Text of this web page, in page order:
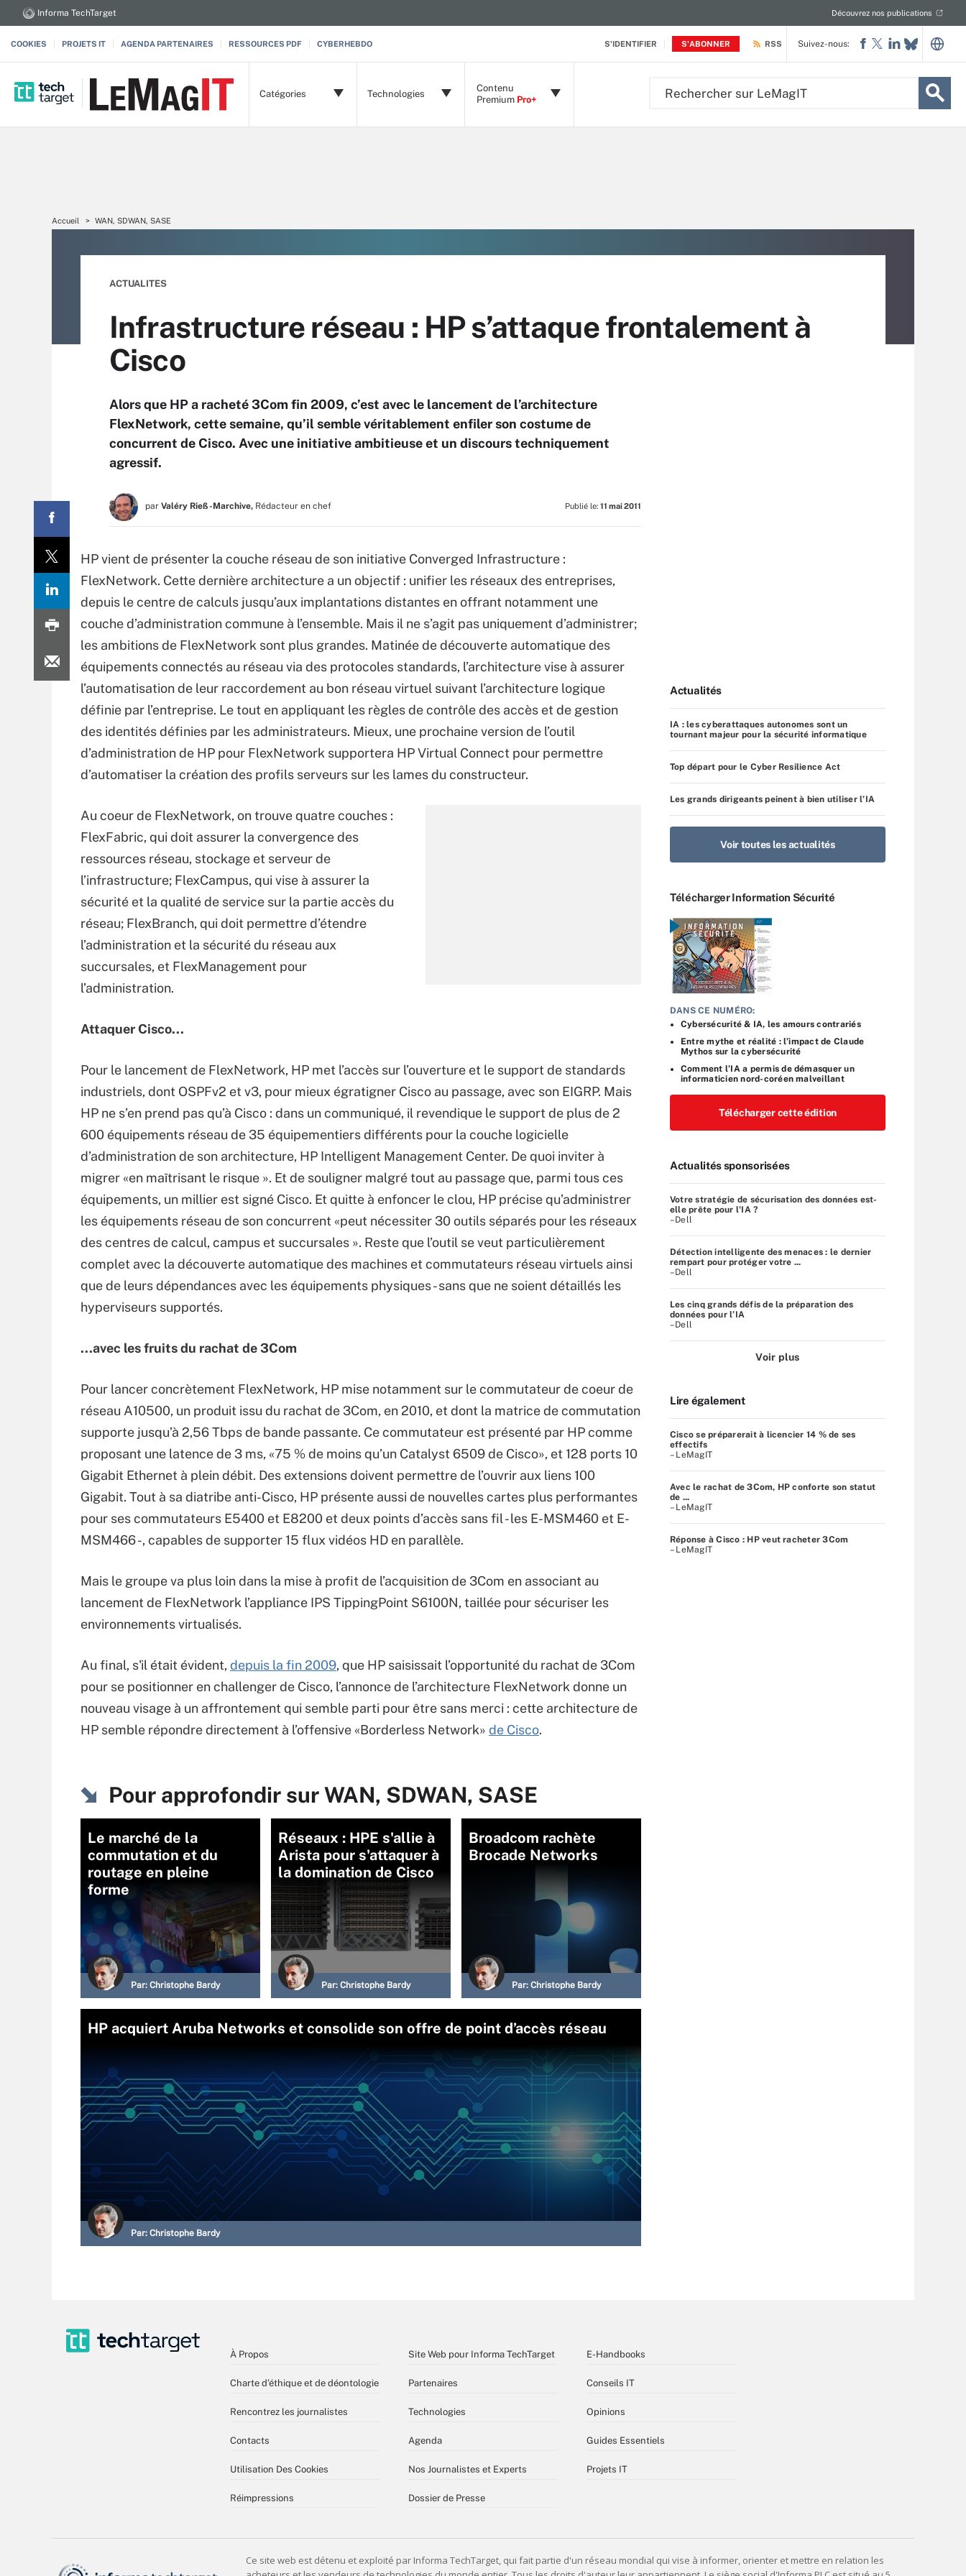
S'IDENTIFIER S'ABONNER
Informa TechTarget Découvrez nos publications
COOKIES PROJETS IT AGENDA PARTENAIRES RESSOURCES PDF CYBERHEBDO RSS
Catégories Technologies
Contenu
Premium Pro+
Suivez-nous:
Accueil WAN, SDWAN, SASE
ACTUALITES
Infrastructure réseau : HP s’attaque frontalement à
Cisco
Alors que HP a racheté 3Com fin 2009, c’est avec le lancement de l’architecture
FlexNetwork, cette semaine, qu’il semble véritablement enfiler son costume de
concurrent de Cisco. Avec une initiative ambitieuse et un discours techniquement
agressif.
par Valéry Rieß-Marchive, Rédacteur en chef Publié le: 11 mai 2011
HP vient de présenter la couche réseau de son initiative Converged Infrastructure :
FlexNetwork. Cette dernière architecture a un objectif : unifier les réseaux des entreprises,
depuis le centre de calculs jusqu’aux implantations distantes en offrant notamment une
couche d’administration commune à l’ensemble. Mais il ne s’agit pas uniquement d’administrer;
les ambitions de FlexNetwork sont plus grandes. Matinée de découverte automatique des
équipements connectés au réseau via des protocoles standards, l’architecture vise à assurer
l’automatisation de leur raccordement au bon réseau virtuel suivant l’architecture logique
définie par l’entreprise. Le tout en appliquant les règles de contrôle des accès et de gestion
des identités définies par les administrateurs. Mieux, une prochaine version de l’outil
d’administration de HP pour FlexNetwork supportera HP Virtual Connect pour permettre
d’automatiser la création des profils serveurs sur les lames du constructeur.
Au coeur de FlexNetwork, on trouve quatre couches :
FlexFabric, qui doit assurer la convergence des
ressources réseau, stockage et serveur de
l’infrastructure; FlexCampus, qui vise à assurer la
sécurité et la qualité de service sur la partie accès du
réseau; FlexBranch, qui doit permettre d’étendre
l’administration et la sécurité du réseau aux
succursales, et FlexManagement pour
l’administration.
Attaquer Cisco...
Pour le lancement de FlexNetwork, HP met l’accès sur l’ouverture et le support de standards
industriels, dont OSPFv2 et v3, pour mieux égratigner Cisco au passage, avec son EIGRP. Mais
HP ne s’en prend pas qu’à Cisco : dans un communiqué, il revendique le support de plus de 2
600 équipements réseau de 35 équipementiers différents pour la couche logicielle
d’administration de son architecture, HP Intelligent Management Center. De quoi inviter à
migrer «en maîtrisant le risque ». Et de souligner malgré tout au passage que, parmi tous ces
équipements, un millier est signé Cisco. Et quitte à enfoncer le clou, HP précise qu’administrer
les équipements réseau de son concurrent «peut nécessiter 30 outils séparés pour les réseaux
des centres de calcul, campus et succursales ». Reste que l’outil se veut particulièrement
complet avec la découverte automatique des machines et commutateurs réseau virtuels ainsi
que de leurs dépendances avec les équipements physiques - sans que ne soient détaillés les
hyperviseurs supportés.
...avec les fruits du rachat de 3Com
Pour lancer concrètement FlexNetwork, HP mise notamment sur le commutateur de coeur de
réseau A10500, un produit issu du rachat de 3Com, en 2010, et dont la matrice de commutation
supporte jusqu’à 2,56 Tbps de bande passante. Ce commutateur est présenté par HP comme
proposant une latence de 3 ms, «75 % de moins qu’un Catalyst 6509 de Cisco», et 128 ports 10
Gigabit Ethernet à plein débit. Des extensions doivent permettre de l’ouvrir aux liens 100
Gigabit. Tout à sa diatribe anti-Cisco, HP présente aussi de nouvelles cartes plus performantes
pour ses commutateurs E5400 et E8200 et deux points d’accès sans fil - les E-MSM460 et E-
MSM466 -, capables de supporter 15 flux vidéos HD en parallèle.
Mais le groupe va plus loin dans la mise à profit de l’acquisition de 3Com en associant au
lancement de FlexNetwork l’appliance IPS TippingPoint S6100N, taillée pour sécuriser les
environnements virtualisés.
Au final, s'il était évident, depuis la fin 2009, que HP saisissait l’opportunité du rachat de 3Com
pour se positionner en challenger de Cisco, l’annonce de l’architecture FlexNetwork donne un
nouveau visage à un affrontement qui semble parti pour être sans merci : cette architecture de
HP semble répondre directement à l’offensive «Borderless Network» de Cisco.
Pour approfondir sur WAN, SDWAN, SASE
Le marché de la
commutation et du
routage en pleine
forme
Par: Christophe Bardy
Réseaux : HPE s'allie à
Arista pour s'attaquer à
la domination de Cisco
Par: Christophe Bardy
Broadcom rachète
Brocade Networks
Par: Christophe Bardy
HP acquiert Aruba Networks et consolide son offre de point d’accès réseau
Par: Christophe Bardy
Actualités
IA : les cyberattaques autonomes sont un
tournant majeur pour la sécurité informatique
Top départ pour le Cyber Resilience Act
Les grands dirigeants peinent à bien utiliser l’IA
Voir toutes les actualités
Télécharger Information Sécurité
DANS CE NUMÉRO:
Cybersécurité & IA, les amours contrariés
Entre mythe et réalité : l’impact de Claude
Mythos sur la cybersécurité
Comment l’IA a permis de démasquer un
informaticien nord-coréen malveillant
Télécharger cette édition
Actualités sponsorisées
Votre stratégie de sécurisation des données est-
elle prête pour l'IA ?
–Dell
Détection intelligente des menaces : le dernier
rempart pour protéger votre ...
–Dell
Les cinq grands défis de la préparation des
données pour l’IA
–Dell
Voir plus
Lire également
Cisco se préparerait à licencier 14 % de ses
effectifs
– LeMagIT
Avec le rachat de 3Com, HP conforte son statut
de ...
– LeMagIT
Réponse à Cisco : HP veut racheter 3Com
– LeMagIT
À Propos
Charte d’éthique et de déontologie
Rencontrez les journalistes
Contacts
Utilisation Des Cookies
Réimpressions
Site Web pour Informa TechTarget
Partenaires
Technologies
Agenda
Nos Journalistes et Experts
Dossier de Presse
E-Handbooks
Conseils IT
Opinions
Guides Essentiels
Projets IT